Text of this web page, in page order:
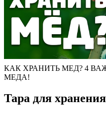
КАК ХРАНИТЬ МЕД? 4
МЕДА!
Тара для хранения